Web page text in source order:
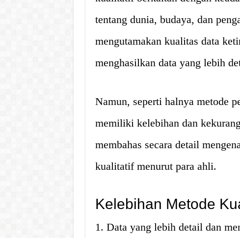
tentang dunia, budaya, dan
mengutamakan kualitas data
menghasilkan data yang lebih
Namun, seperti halnya metode
memiliki kelebihan dan
membahas secara detail
kualitatif menurut para ahli.
Kelebihan Metode
1. Data yang lebih detail dan